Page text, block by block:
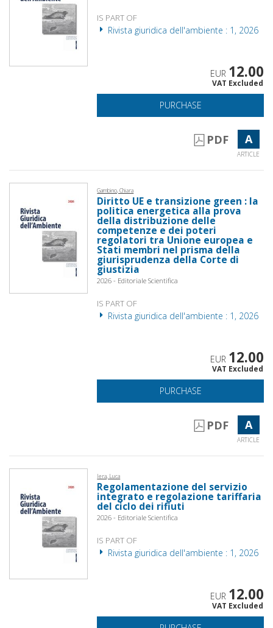
IS PART OF
Rivista giuridica dell'ambiente : 1, 2026
EUR 12.00
VAT Excluded
PURCHASE
PDF A
ARTICLE
Gambino, Chiara
Diritto UE e transizione green : la
politica energetica alla prova
della distribuzione delle
competenze e dei poteri
regolatori tra Unione europea e
Stati membri nel prisma della
giurisprudenza della Corte di
giustizia
2026 - Editoriale Scientifica
IS PART OF
Rivista giuridica dell'ambiente : 1, 2026
EUR 12.00
VAT Excluded
PURCHASE
PDF A
ARTICLE
Iera, Luca
Regolamentazione del servizio
integrato e regolazione tariffaria
del ciclo dei rifiuti
2026 - Editoriale Scientifica
IS PART OF
Rivista giuridica dell'ambiente : 1, 2026
EUR 12.00
VAT Excluded